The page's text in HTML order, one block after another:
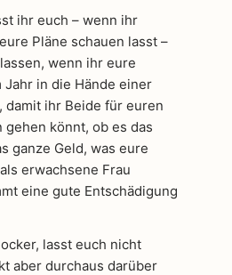
ihr euch – wenn ihr
Pläne schauen lasst –
wenn ihr eure
in die Hände einer
damit ihr Beide für euren
gehen könnt, ob es das
ganze Geld, was eure
erwachsene Frau
eine gute Entschädigung
lasst euch nicht
aber durchaus darüber